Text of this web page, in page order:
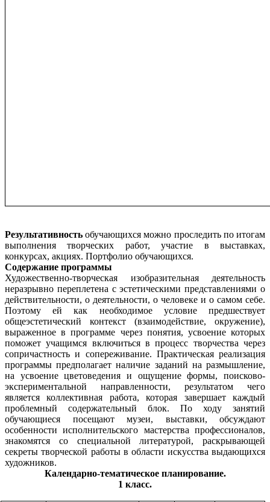
Результативность обучающихся можно проследить по итогам
выполнения творческих работ, участие в выставках,
конкурсах, акциях. Портфолио обучающихся.
Содержание программы
Художественно-творческая изобразительная деятельность
неразрывно переплетена с эстетическими представлениями о
действительности, о деятельности, о человеке и о самом себе.
Поэтому ей как необходимое условие предшествует
общеэстетический контекст (взаимодействие, окружение),
выраженное в программе через понятия, усвоение которых
поможет учащимся включиться в процесс творчества через
сопричастность и сопереживание. Практическая реализация
программы предполагает наличие заданий на размышление,
на усвоение цветоведения и ощущение формы, поисково-
экспериментальной направленности, результатом чего
является коллективная работа, которая завершает каждый
проблемный содержательный блок. По ходу занятий
обучающиеся посещают музеи, выставки, обсуждают
особенности исполнительского мастерства профессионалов,
знакомятся со специальной литературой, раскрывающей
секреты творческой работы в области искусства выдающихся
художников.
Календарно-тематическое планирование.
1 класс.